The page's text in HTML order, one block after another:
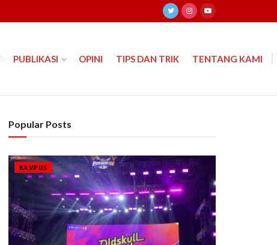
PUBLIKASI OPINI TIPS DAN TRIK TENTANG KAMI
Popular Posts
KAMPUS